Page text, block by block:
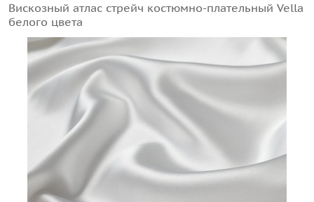
Вискозный атлас стрейч костюмно-плательный Vella
белого цвета